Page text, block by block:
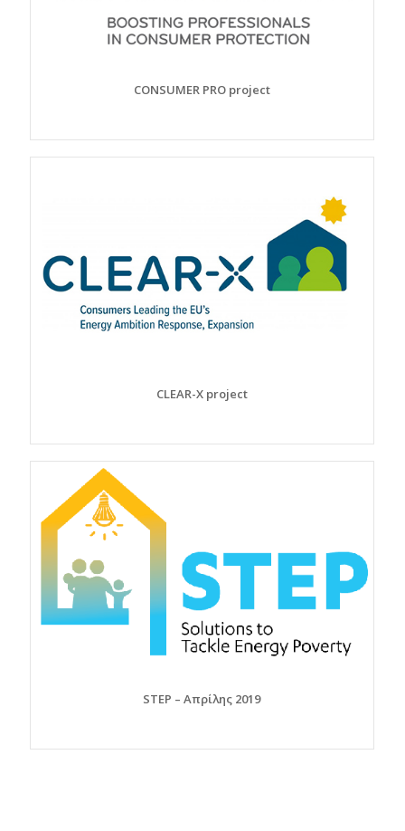
CONSUMER PRO project
CLEAR-X project
STEP – Απρίλης 2019